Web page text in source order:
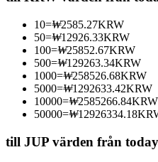
Bli en Copy Trader
Njut av vinstdelning och
10=₩2585.27KRW
50=₩12926.33KRW
100=₩25852.67KRW
500=₩129263.34KRW
1000=₩258526.68KRW
5000=₩1292633.42KRW
10000=₩2585266.84KRW
50000=₩12926334.18
till JUP värden från